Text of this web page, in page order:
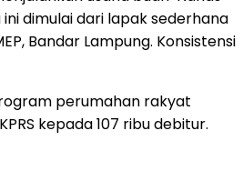
ini dimulai dari lapak sederhana
Bandar Lampung. Konsistensi